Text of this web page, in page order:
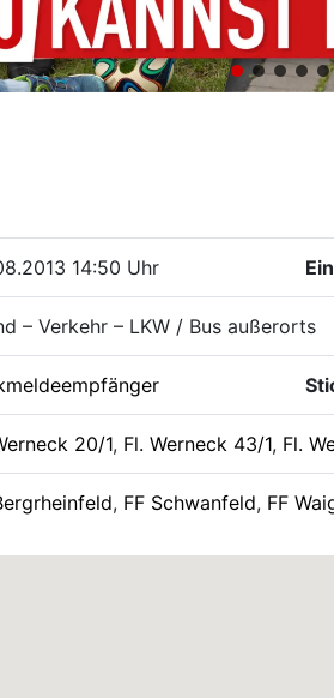
14:50 Uhr
– Verkehr – LKW / Bus außerorts
20/1, Fl. Werneck 43/1, Fl.
, FF Schwanfeld, FF